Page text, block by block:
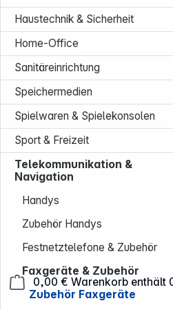
0,00 € Warenkorb enthält
Haustechnik & Sicherheit
Home-Office
Sanitäreinrichtung
Speichermedien
Spielwaren & Spielekonsolen
Sport & Freizeit
Telekommunikation &
Navigation
Handys
Zubehör Handys
Festnetztelefone & Zubehör
Faxgeräte & Zubehör
Zubehör Faxgeräte